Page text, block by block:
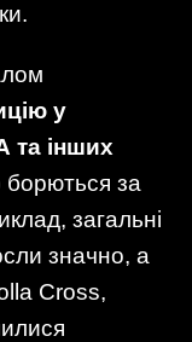
у
та інших
за
загальні
значно, а
Cross,